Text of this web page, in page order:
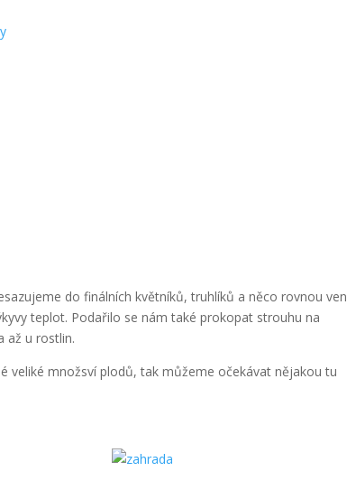
do finálních květníků, truhlíků a něco rovnou ven
teplot. Podařilo se nám také prokopat strouhu na
až u rostlin.
veliké množsví plodů, tak můžeme očekávat nějakou tu